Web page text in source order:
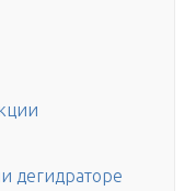
дегидраторе